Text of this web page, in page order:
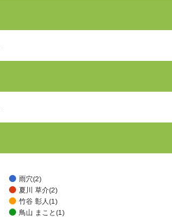
雨穴(2)
夏川 草介(2)
竹谷 彰人(1)
鳥山 まこと(1)